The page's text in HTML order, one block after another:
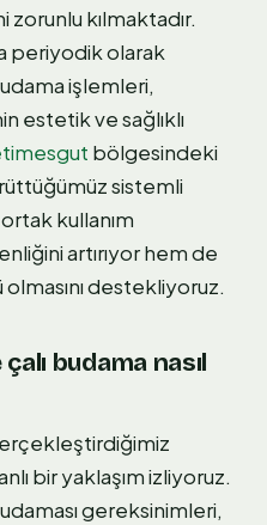
zorunlu kılmaktadır.
periyodik olarak
işlemleri,
estetik ve sağlıklı
bölgesindeki
sistemli
kullanım
artırıyor hem de
destekliyoruz.
budama nasıl
bir yaklaşım izliyoruz.
gereksinimleri,